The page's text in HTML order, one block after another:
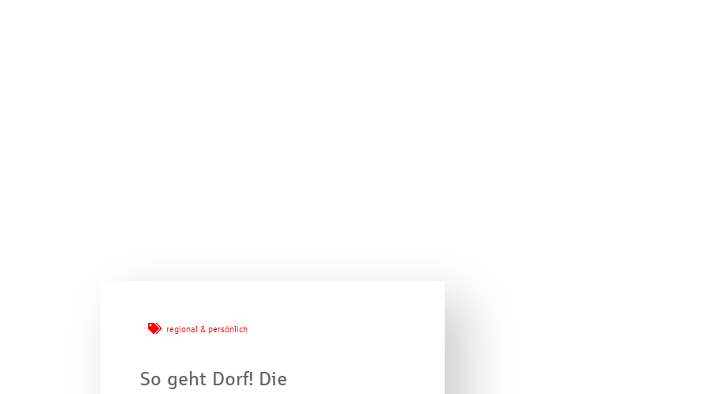
regional & persönlich
So geht Dorf! Die